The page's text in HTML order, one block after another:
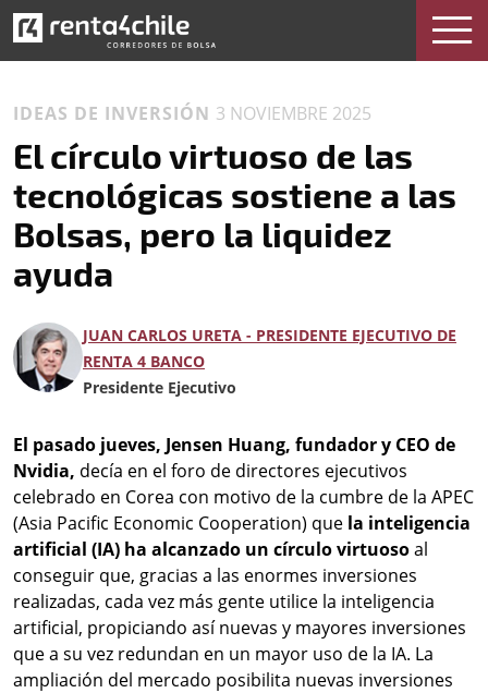
IDEAS DE INVERSIÓN 3 NOVIEMBRE 2025
El círculo virtuoso de las
tecnológicas sostiene a las
Bolsas, pero la liquidez
ayuda
JUAN CARLOS URETA - PRESIDENTE EJECUTIVO DE
RENTA 4 BANCO
Presidente Ejecutivo
El pasado jueves, Jensen Huang, fundador y CEO de
Nvidia, decía en el foro de directores ejecutivos
celebrado en Corea con motivo de la cumbre de la APEC
(Asia Pacific Economic Cooperation) que la inteligencia
artificial (IA) ha alcanzado un círculo virtuosoal
conseguir que, gracias a las enormes inversiones
realizadas, cada vez más gente utilice la inteligencia
artificial, propiciando así nuevas y mayores inversiones
que a su vez redundan en un mayor uso de la IA. La
ampliación del mercado posibilita nuevas inversiones